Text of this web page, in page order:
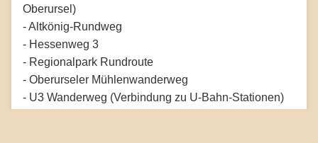
Oberursel)
- Altkönig-Rundweg
- Hessenweg 3
- Regionalpark Rundroute
- Oberurseler Mühlenwanderweg
- U3 Wanderweg (Verbindung zu U-Bahn-Stationen)